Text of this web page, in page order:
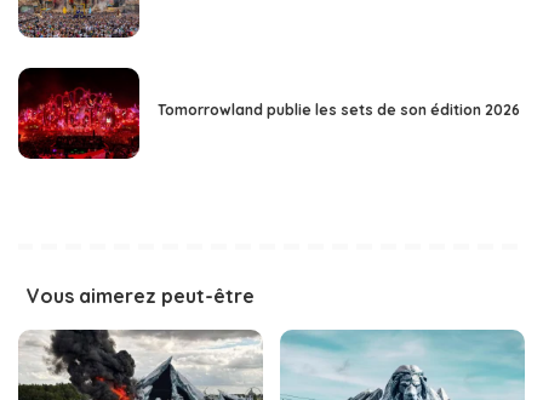
Tomorrowland publie les sets de son édition 2026
Vous aimerez peut-être